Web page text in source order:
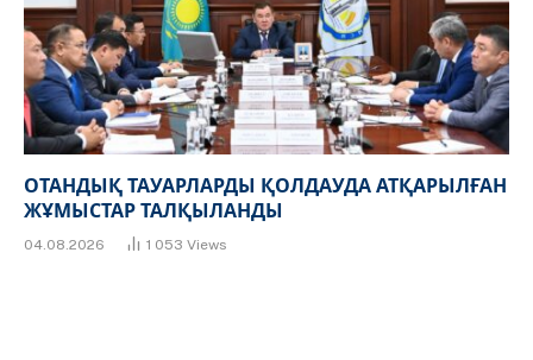
ОТАНДЫҚ ТАУАРЛАРДЫ ҚОЛДАУДА АТҚАРЫЛҒАН
ЖҰМЫСТАР ТАЛҚЫЛАНДЫ
04.08.2026 1 053 Views